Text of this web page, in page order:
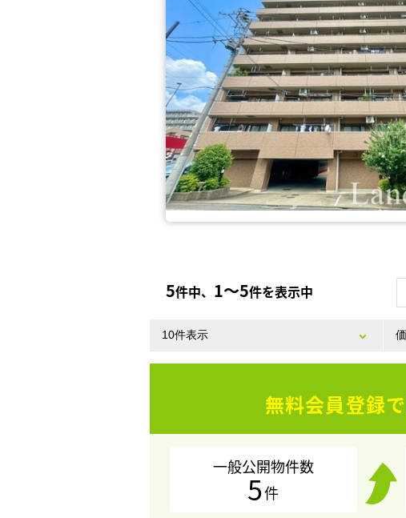
5件中、 1〜5件を表示中
無料会員登録で
一般公開物件数
5件